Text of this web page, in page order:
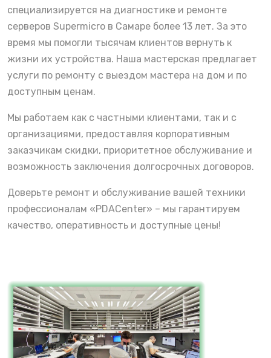
специализируется на диагностике и ремонте
серверов Supermicro в Самаре более 13 лет. За это
время мы помогли тысячам клиентов вернуть к
жизни их устройства. Наша мастерская предлагает
услуги по ремонту с выездом мастера на дом и по
доступным ценам.
Мы работаем как с частными клиентами, так и с
организациями, предоставляя корпоративным
заказчикам скидки, приоритетное обслуживание и
возможность заключения долгосрочных договоров.
Доверьте ремонт и обслуживание вашей техники
профессионалам «PDACenter» – мы гарантируем
качество, оперативность и доступные цены!